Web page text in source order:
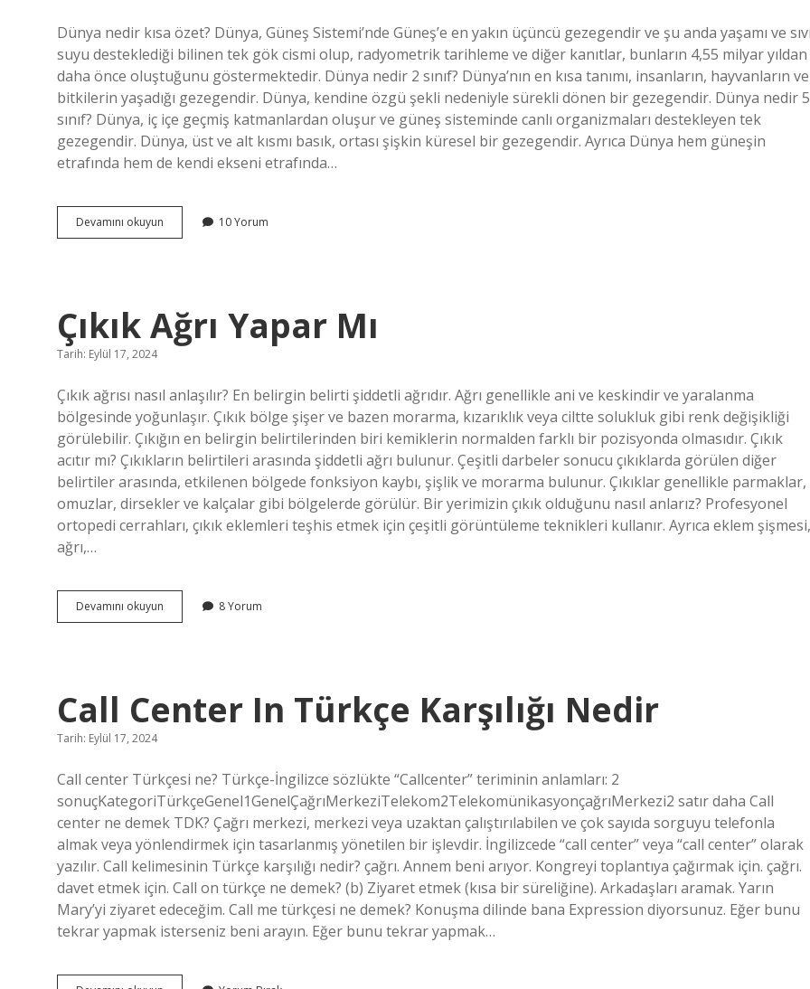
Dünya nedir kısa özet? Dünya, Güneş Sistemi’nde Güneş’e en yakın üçüncü gezegendir ve şu anda yaşamı ve
suyu desteklediği bilinen tek gök cismi olup, radyometrik tarihleme ve diğer kanıtlar, bunların 4,55 milyar yıldan
daha önce oluştuğunu göstermektedir. Dünya nedir 2 sınıf? Dünya’nın en kısa tanımı, insanların, hayvanların ve
bitkilerin yaşadığı gezegendir. Dünya, kendine özgü şekli nedeniyle sürekli dönen bir gezegendir. Dünya nedir 5
sınıf? Dünya, iç içe geçmiş katmanlardan oluşur ve güneş sisteminde canlı organizmaları destekleyen tek
gezegendir. Dünya, üst ve alt kısmı basık, ortası şişkin küresel bir gezegendir. Ayrıca Dünya hem güneşin
etrafında hem de kendi ekseni etrafında…
Devamını okuyun
Nedir
10 Yorum
Çıkık Ağrı Yapar Mı
Tarih: Eylül 17, 2024
Çıkık ağrısı nasıl anlaşılır? En belirgin belirti şiddetli ağrıdır. Ağrı genellikle ani ve keskindir ve yaralanma
bölgesinde yoğunlaşır. Çıkık bölge şişer ve bazen morarma, kızarıklık veya ciltte solukluk gibi renk değişikliği
görülebilir. Çıkığın en belirgin belirtilerinden biri kemiklerin normalden farklı bir pozisyonda olmasıdır. Çıkık
acıtır mı? Çıkıkların belirtileri arasında şiddetli ağrı bulunur. Çeşitli darbeler sonucu çıkıklarda görülen diğer
belirtiler arasında, etkilenen bölgede fonksiyon kaybı, şişlik ve morarma bulunur. Çıkıklar genellikle parmaklar,
omuzlar, dirsekler ve kalçalar gibi bölgelerde görülür. Bir yerimizin çıkık olduğunu nasıl anlarız? Profesyonel
ortopedi cerrahları, çıkık eklemleri teşhis etmek için çeşitli görüntüleme teknikleri kullanır. Ayrıca eklem şişmesi,
ağrı,…
Devamını okuyun
Ağrı
8 Yorum
Call Center In Türkçe Karşılığı Nedir
Tarih: Eylül 17, 2024
Call center Türkçesi ne? Türkçe-İngilizce sözlükte “Callcenter” teriminin anlamları: 2
sonuçKategoriTürkçeGenel1GenelÇağrıMerkeziTelekom2TelekomünikasyonçağrıMerkezi2 satır daha Call
center ne demek TDK? Çağrı merkezi, merkezi veya uzaktan çalıştırılabilen ve çok sayıda sorguyu telefonla
almak veya yönlendirmek için tasarlanmış yönetilen bir işlevdir. İngilizcede “call center” veya “call center” olarak
yazılır. Call kelimesinin Türkçe karşılığı nedir? çağrı. Annem beni arıyor. Kongreyi toplantıya çağırmak için. çağrı.
davet etmek için. Call on türkçe ne demek? (b) Ziyaret etmek (kısa bir süreliğine). Arkadaşları aramak. Yarın
Mary’yi ziyaret edeceğim. Call me türkçesi ne demek? Konuşma dilinde bana Expression diyorsunuz. Eğer bunu
tekrar yapmak isterseniz beni arayın. Eğer bunu tekrar yapmak…